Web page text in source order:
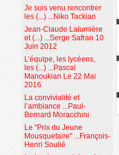
Je suis venu rencontrer
les (...) ...Niko Tackian
Jean-Claude Lalumière
et (...) ...Serge Safran 10
Juin 2012
L’équipe, les lycéens,
les (...) ...Pascal
Manoukian Le 22 Mai
2016
La convivialité et
l’ambiance ...Paul-
Bernard Moracchini
Le "Prix du Jeune
Mousquetaire" ...François-
Henri Soulié